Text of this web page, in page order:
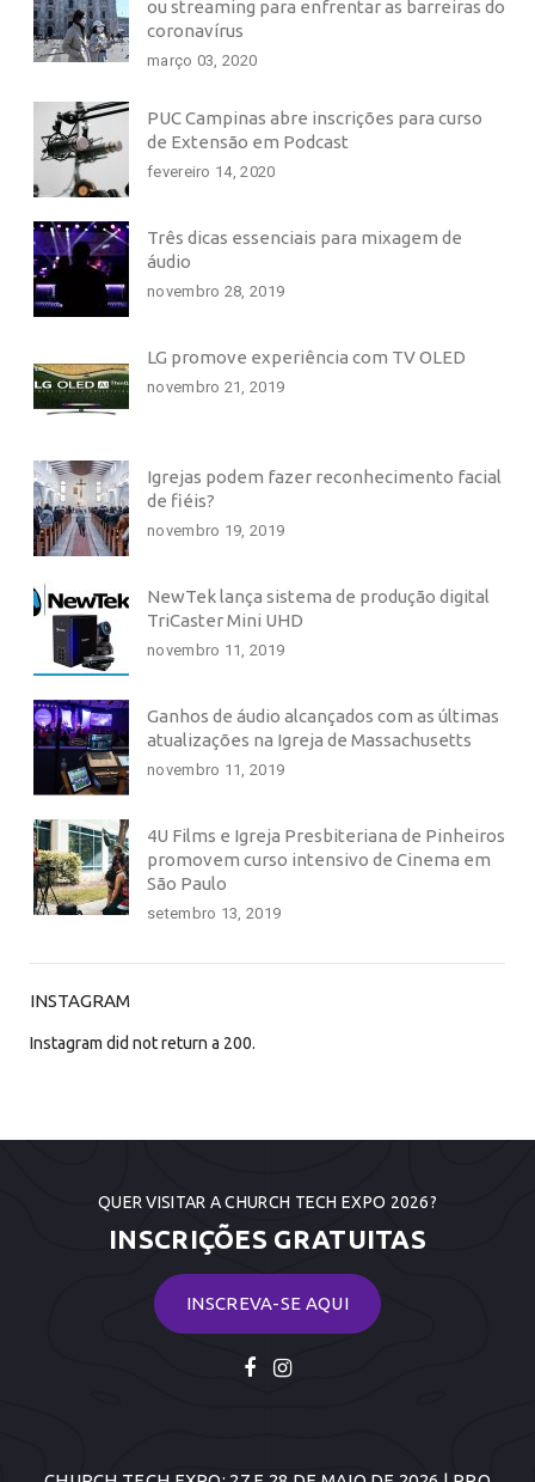
ou streaming para enfrentar as barreiras do
coronavírus
março 03, 2020
PUC Campinas abre inscrições para curso
de Extensão em Podcast
fevereiro 14, 2020
Três dicas essenciais para mixagem de
áudio
novembro 28, 2019
LG promove experiência com TV OLED
novembro 21, 2019
Igrejas podem fazer reconhecimento facial
de fiéis?
novembro 19, 2019
NewTek lança sistema de produção digital
TriCaster Mini UHD
novembro 11, 2019
Ganhos de áudio alcançados com as últimas
atualizações na Igreja de Massachusetts
novembro 11, 2019
4U Films e Igreja Presbiteriana de Pinheiros
promovem curso intensivo de Cinema em
São Paulo
setembro 13, 2019
INSTAGRAM
Instagram did not return a 200.
QUER VISITAR A CHURCH TECH EXPO 2026?
INSCRIÇÕES GRATUITAS
INSCREVA-SE AQUI